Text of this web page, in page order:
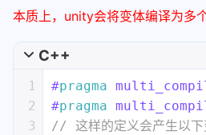
15
17
18
19
20
fixed4 frag (v2f i)
#ifdef
_Color;
}
本质上，unity会将变体编译为多个
C++
1
2
3
#pragma
#pragma
// 这样的定义会产生以下